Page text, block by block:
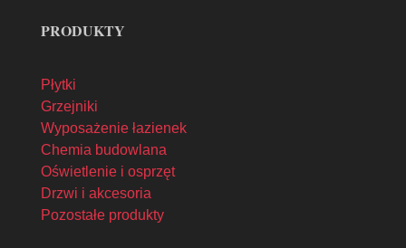
PRODUKTY
Płytki
Grzejniki
Wyposażenie łazienek
Chemia budowlana
Oświetlenie i osprzęt
Drzwi i akcesoria
Pozostałe produkty